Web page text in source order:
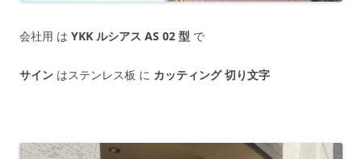
会社用 は YKK ルシアス AS 02 型 で
サイン はステンレス板 に カッティング 切り文字